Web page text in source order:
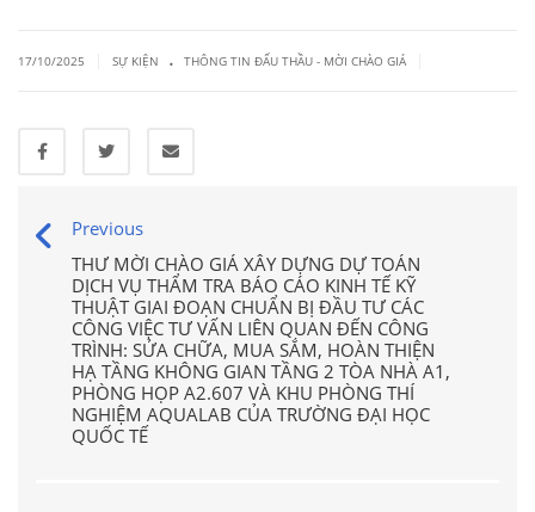
17/10/2025 SỰ KIỆN . THÔNG TIN ĐẤU THẦU - MỜI CHÀO GIÁ
Previous
THƯ MỜI CHÀO GIÁ XÂY DỰNG DỰ TOÁN
DỊCH VỤ THẨM TRA BÁO CÁO KINH TẾ KỸ
THUẬT GIAI ĐOẠN CHUẨN BỊ ĐẦU TƯ CÁC
CÔNG VIỆC TƯ VẤN LIÊN QUAN ĐẾN CÔNG
TRÌNH: SỬA CHỮA, MUA SẮM, HOÀN THIỆN
HẠ TẦNG KHÔNG GIAN TẦNG 2 TÒA NHÀ A1,
PHÒNG HỌP A2.607 VÀ KHU PHÒNG THÍ
NGHIỆM AQUALAB CỦA TRƯỜNG ĐẠI HỌC
QUỐC TẾ